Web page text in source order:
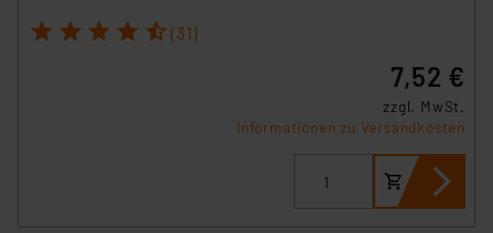
1 2 3 4 5 (31)
7,52 €
zzgl. MwSt.
Informationen zu Versandkosten